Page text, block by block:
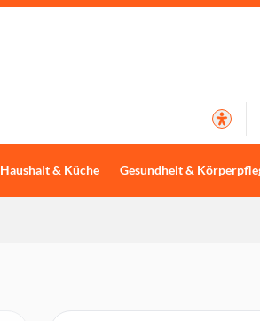
Haushalt & Küche Gesundheit &